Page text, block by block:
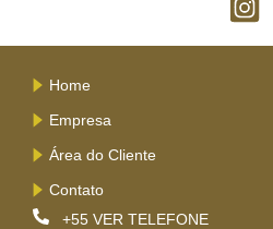
Home
Empresa
Área do Cliente
Contato
+55 VER TELEFONE